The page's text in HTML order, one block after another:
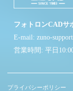
フォトロンCADサ
E-mail: zuno-
営業時間: 平日
プライバシーポリシー